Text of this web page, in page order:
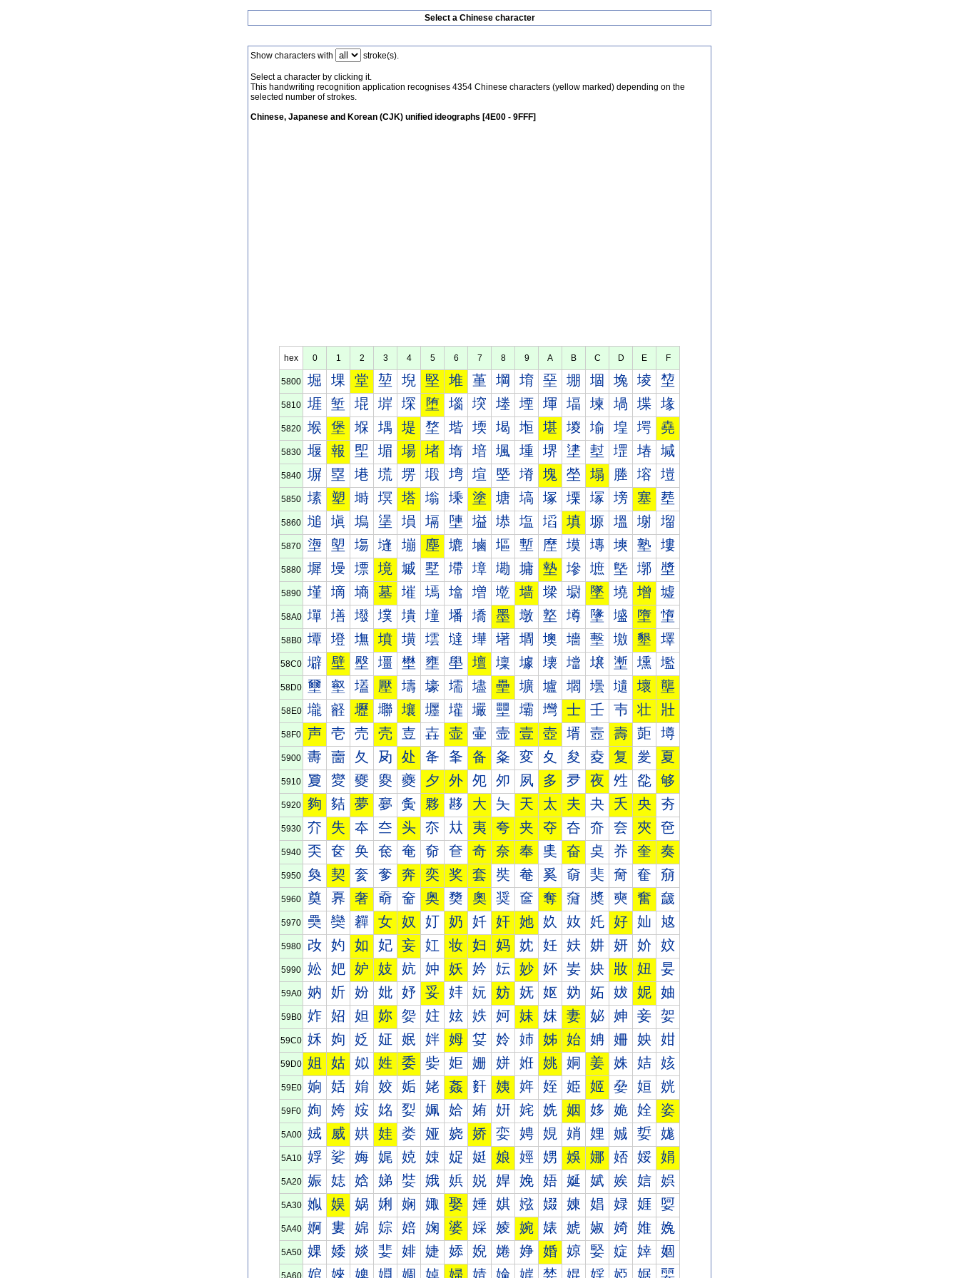
Select a Chinese character
Show characters with stroke(s).
Select a character by clicking it.
This handwriting recognition application recognises 4354 Chinese characters (yellow marked) depending on the
selected number of strokes.
Chinese, Japanese and Korean (CJK) unified ideographs [4E00 - 9FFF]
hex 0 1 2 3 4 5 6 7 8 9 A B C D E F
5800 堀 堁 堂 堃 堄 堅 堆 堇 堈 堉 堊 堋 堌 堍 堎 堏
5810 堐 堑 堒 堓 堔 堕 堖 堗 堘 堙 堚 堛 堜 堝 堞 堟
5820 堠 堡 堢 堣 堤 堥 堦 堧 堨 堩 堪 堫 堬 堭 堮 堯
5830 堰 報 堲 堳 場 堵 堶 堷 堸 堹 堺 堻 堼 堽 堾 堿
5840 塀 塁 塂 塃 塄 塅 塆 塇 塈 塉 塊 塋 塌 塍 塎 塏
5850 塐 塑 塒 塓 塔 塕 塖 塗 塘 塙 塚 塛 塜 塝 塞 塟
5860 塠 塡 塢 塣 塤 塥 塦 塧 塨 塩 塪 填 塬 塭 塮 塯
5870 塰 塱 塲 塳 塴 塵 塶 塷 塸 塹 塺 塻 塼 塽 塾 塿
5880 墀 墁 墂 境 墄 墅 墆 墇 墈 墉 墊 墋 墌 墍 墎 墏
5890 墐 墑 墒 墓 墔 墕 墖 増 墘 墙 墚 墛 墜 墝 增 墟
58A0 墠 墡 墢 墣 墤 墥 墦 墧 墨 墩 墪 墫 墬 墭 墮 墯
58B0 墰 墱 墲 墳 墴 墵 墶 墷 墸 墹 墺 墻 墼 墽 墾 墿
58C0 壀 壁 壂 壃 壄 壅 壆 壇 壈 壉 壊 壋 壌 壍 壎 壏
58D0 壐 壑 壒 壓 壔 壕 壖 壗 壘 壙 壚 壛 壜 壝 壞 壟
58E0 壠 壡 壢 壣 壤 壥 壦 壧 壨 壩 壪 士 壬 壭 壮 壯
58F0 声 壱 売 壳 壴 壵 壶 壷 壸 壹 壺 壻 壼 壽 壾 壿
5900 夀 夁 夂 夃 处 夅 夆 备 夈 変 夊 夋 夌 复 夎 夏
5910 夐 夑 夒 夓 夔 夕 外 夗 夘 夙 多 夛 夜 夝 夞 够
5920 夠 夡 夢 夣 夤 夥 夦 大 夨 天 太 夫 夬 夭 央 夯
5930 夰 失 夲 夳 头 夵 夶 夷 夸 夹 夺 夻 夼 夽 夾 夿
5940 奀 奁 奂 奃 奄 奅 奆 奇 奈 奉 奊 奋 奌 奍 奎 奏
5950 奐 契 奒 奓 奔 奕 奖 套 奘 奙 奚 奛 奜 奝 奞 奟
5960 奠 奡 奢 奣 奤 奥 奦 奧 奨 奩 奪 奫 奬 奭 奮 奯
5970 奰 奱 奲 女 奴 奵 奶 奷 奸 她 奺 奻 奼 好 奾 奿
5980 妀 妁 如 妃 妄 妅 妆 妇 妈 妉 妊 妋 妌 妍 妎 妏
5990 妐 妑 妒 妓 妔 妕 妖 妗 妘 妙 妚 妛 妜 妝 妞 妟
59A0 妠 妡 妢 妣 妤 妥 妦 妧 妨 妩 妪 妫 妬 妭 妮 妯
59B0 妰 妱 妲 妳 妴 妵 妶 妷 妸 妹 妺 妻 妼 妽 妾 妿
59C0 姀 姁 姂 姃 姄 姅 姆 姇 姈 姉 姊 始 姌 姍 姎 姏
59D0 姐 姑 姒 姓 委 姕 姖 姗 姘 姙 姚 姛 姜 姝 姞 姟
59E0 姠 姡 姢 姣 姤 姥 姦 姧 姨 姩 姪 姫 姬 姭 姮 姯
59F0 姰 姱 姲 姳 姴 姵 姶 姷 姸 姹 姺 姻 姼 姽 姾 姿
5A00 娀 威 娂 娃 娄 娅 娆 娇 娈 娉 娊 娋 娌 娍 娎 娏
5A10 娐 娑 娒 娓 娔 娕 娖 娗 娘 娙 娚 娛 娜 娝 娞 娟
5A20 娠 娡 娢 娣 娤 娥 娦 娧 娨 娩 娪 娫 娬 娭 娮 娯
5A30 娰 娱 娲 娳 娴 娵 娶 娷 娸 娹 娺 娻 娼 娽 娾 娿
5A40 婀 婁 婂 婃 婄 婅 婆 婇 婈 婉 婊 婋 婌 婍 婎 婏
5A50 婐 婑 婒 婓 婔 婕 婖 婗 婘 婙 婚 婛 婜 婝 婞 婟
5A60 婠 婡 婢 婣 婤 婥 婦 婧 婨 婩 婪 婫 婬 婭 婮 婯